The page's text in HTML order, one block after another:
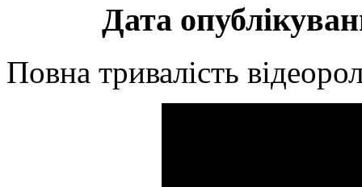
Дата
Повна тривалість